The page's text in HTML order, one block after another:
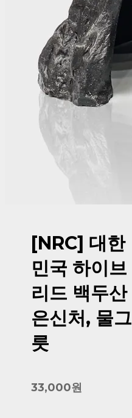
[NRC] 대한
민국 하이브
리드 백두산
은신처, 물그
릇
33,000원